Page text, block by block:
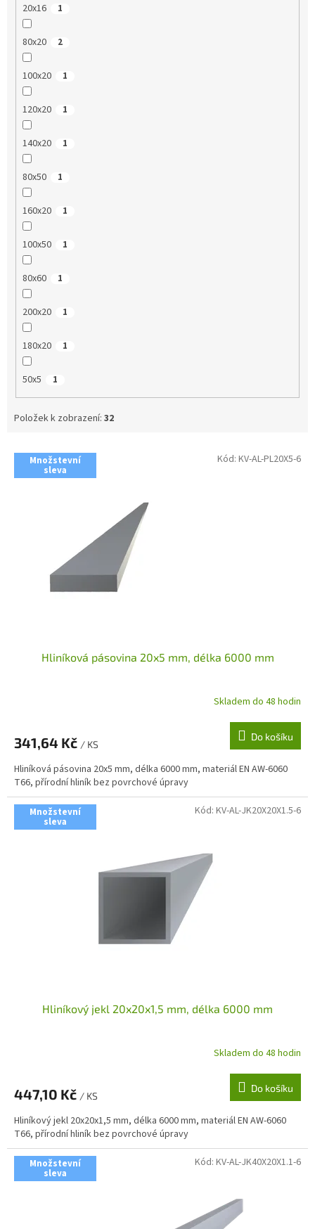
20x16 1
80x20 2
100x20 1
120x20 1
140x20 1
80x50 1
160x20 1
100x50 1
80x60 1
200x20 1
180x20 1
50x5 1
Položek k zobrazení: 32
V
p
Množstevní
sleva
Hliníková pásovina 20x5 mm, délka 6000 mm
Skladem do 48 hodin
341,64 Kč / KS
Do košíku
Hliníková pásovina 20x5 mm, délka 6000 mm, materiál EN AW-6060
T66, přírodní hliník bez povrchové úpravy
Kód: KV-AL-PL20X5-6
Množstevní
sleva
Hliníkový jekl 20x20x1,5 mm, délka 6000 mm
Skladem do 48 hodin
447,10 Kč / KS
Do košíku
Hliníkový jekl 20x20x1,5 mm, délka 6000 mm, materiál EN AW-6060
T66, přírodní hliník bez povrchové úpravy
Kód: KV-AL-JK20X20X1.5-6
Množstevní
sleva
Kód: KV-AL-JK40X20X1.1-6